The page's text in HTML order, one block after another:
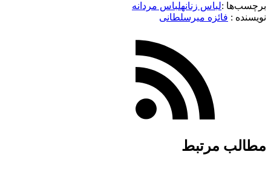
برچسب‌ها :لباس زنانهلباس مردانه
نویسنده :‌ فائزه میرسلطانی
مطالب مرتبط